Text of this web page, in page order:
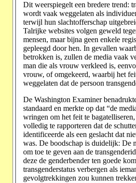
Dit weerspiegelt een bredere trend:
wordt vaak weggelaten als
terwijl hun slachtofferschap
Talrijke websites volgen geweld
mensen, maar bijna geen enkele
gepleegd door hen. In gevallen
betrokken is, zullen de media vaak
man die als vrouw verkleed is,
vrouw, of omgekeerd, waarbij het
weggelaten dat de persoon
De Washington Examiner
standaard en merkte op dat “de
wringen om het feit te
volledig te rapporteren dat de
identificeerde als een geslacht dat
was. De boodschap is duidelijk: De
om toe te geven aan de
deze de genderbender ten goede
transgenderstatus verbergen als
gevolgtrekkingen zou kunnen